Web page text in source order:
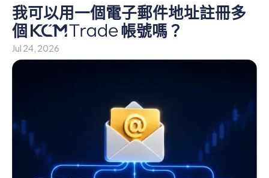
我可以用一個電子郵件地址註冊多
個
帳號嗎？
Jul 24, 2026